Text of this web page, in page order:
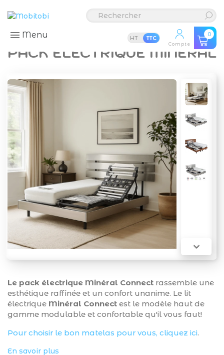
Menu HT TTC
Compte
0
PACK ÉLECTRIQUE MINÉRAL

Le pack électrique Minéral Connect rassemble une
esthétique raffinée et un confort unanime. Le lit
électrique Minéral Connect est le modèle haut de
gamme modulable et confortable qu'il vous faut!
Pour choisir le bon matelas pour vous, cliquez ici.
En savoir plus